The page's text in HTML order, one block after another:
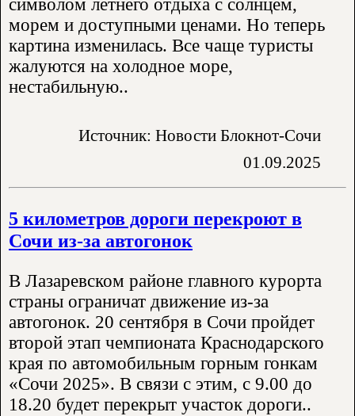
символом летнего отдыха с солнцем,
морем и доступными ценами. Но теперь
картина изменилась. Все чаще туристы
жалуются на холодное море,
нестабильную..
Источник: Новости Блокнот-Сочи
01.09.2025
5 километров дороги перекроют в
Сочи из-за автогонок
В Лазаревском районе главного курорта
страны ограничат движение из-за
автогонок. 20 сентября в Сочи пройдет
второй этап чемпионата Краснодарского
края по автомобильным горным гонкам
«Сочи 2025». В связи с этим, с 9.00 до
18.20 будет перекрыт участок дороги..